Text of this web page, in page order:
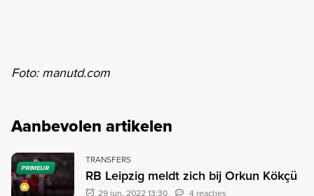
Foto: manutd.com
Aanbevolen artikelen
PRIMEUR
TRANSFERS
RB Leipzig meldt zich bij Orkun Kökçü
29 jun. 2022 13:30 4 reacties